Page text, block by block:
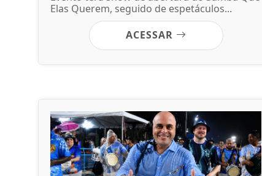
Elas Querem, seguido de espetáculos...
ACESSAR